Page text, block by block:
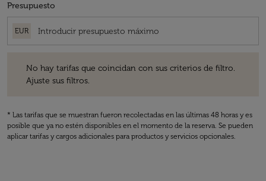
Presupuesto
EUR
No hay tarifas que coincidan con sus criterios de filtro.
Ajuste sus filtros.
* Las tarifas que se muestran fueron recolectadas en las últimas 48 horas y es
posible que ya no estén disponibles en el momento de la reserva. Se pueden
aplicar tarifas y cargos adicionales para productos y servicios opcionales.